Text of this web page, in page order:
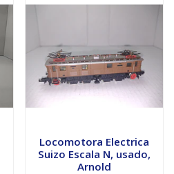
Locomotora Electrica
Suizo Escala N, usado,
Arnold